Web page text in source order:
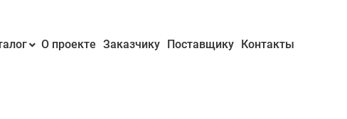
О проекте Заказчику Поставщику Контакты